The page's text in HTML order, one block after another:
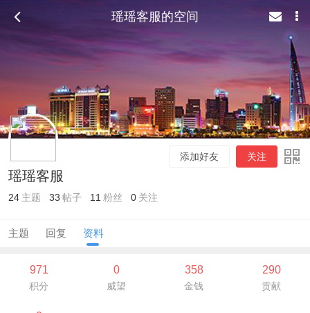
瑶瑶客服的空间
添加好友 关注
瑶瑶客服
24 主题 33 帖子 11 粉丝 0 关注
主题 回复 资料
971
积分
0
威望
358
金钱
290
贡献